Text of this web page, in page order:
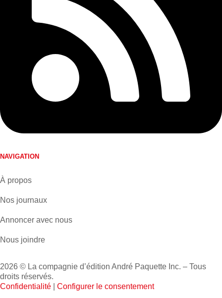
NAVIGATION
À propos
Nos journaux
Annoncer avec nous
Nous joindre
2026 © La compagnie d’édition André Paquette Inc. – Tous
droits réservés.
Confidentialité
Configurer le consentement